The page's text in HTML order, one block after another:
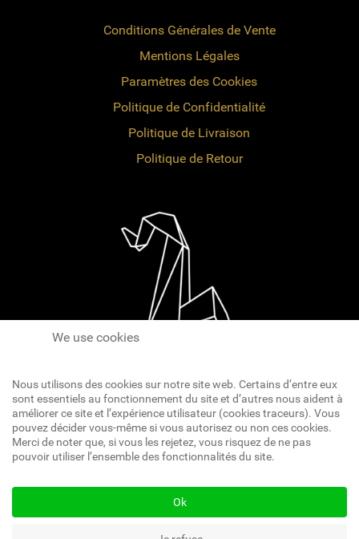
Conditions Générales de Vente
Mentions Légales
Paramètres des Cookies
Politique de Confidentialité
Politique de Livraison
Politique de Retour
Réseaux Sociaux
We use cookies
Nous utilisons des cookies sur notre site web. Certains d’entre eux
sont essentiels au fonctionnement du site et d’autres nous aident à
améliorer ce site et l’expérience utilisateur (cookies traceurs). Vous
pouvez décider vous-même si vous autorisez ou non ces cookies.
Merci de noter que, si vous les rejetez, vous risquez de ne pas
pouvoir utiliser l’ensemble des fonctionnalités du site.
Ok